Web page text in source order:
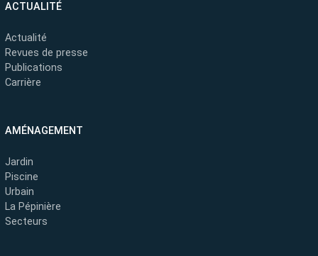
ACTUALITÉ
Actualité
Revues de presse
Publications
Carrière
AMÉNAGEMENT
Jardin
Piscine
Urbain
La Pépinière
Secteurs